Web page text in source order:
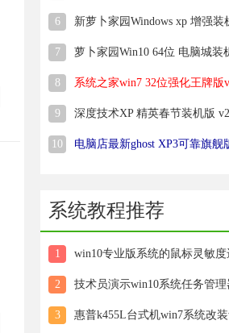
6 新萝卜家园Windows xp 增强装
7 萝卜家园Win10 64位 电脑城装
8 系统之家win7 32位强化王牌版
9 深度技术XP 精英春节装机版
10 电脑店最新ghost XP3可靠旗舰
系统教程推荐
1 win10专业版系统的鼠标灵敏
2
3